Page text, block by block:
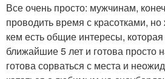
Все очень просто: мужчинам,
проводить время с красотками, но
кем есть общие интересы,
ближайшие 5 лет и готова просто
готова сорваться с места и